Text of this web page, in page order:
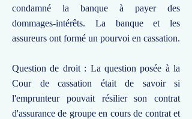
condamné la banque à payer des
dommages-intérêts. La banque et les
assureurs ont formé un pourvoi en cassation.
Question de droit : La question posée à la
Cour de cassation était de savoir si
l'emprunteur pouvait résilier son contrat
d'assurance de groupe en cours de contrat et